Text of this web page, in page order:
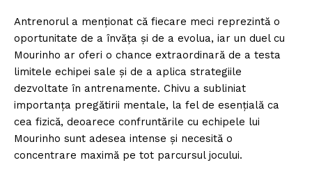
Antrenorul a menționat că fiecare meci reprezintă o
oportunitate de a învăța și de a evolua, iar un duel cu
Mourinho ar oferi o chance extraordinară de a testa
limitele echipei sale și de a aplica strategiile
dezvoltate în antrenamente. Chivu a subliniat
importanța pregătirii mentale, la fel de esențială ca
cea fizică, deoarece confruntările cu echipele lui
Mourinho sunt adesea intense și necesită o
concentrare maximă pe tot parcursul jocului.